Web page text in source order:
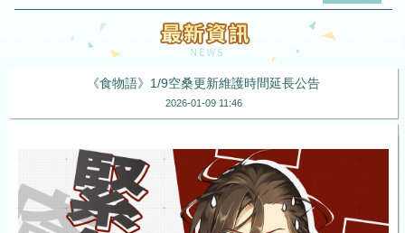
《食物語》1/9空桑更新維護時間延長公告
2026-01-09 11:46